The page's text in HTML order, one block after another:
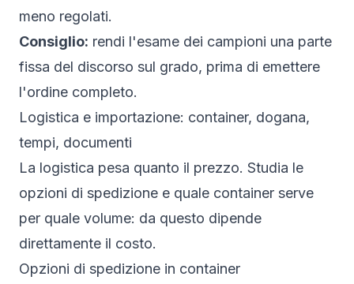
meno regolati.
Consiglio: rendi l'esame dei campioni una parte
fissa del discorso sul grado, prima di emettere
l'ordine completo.
Logistica e importazione: container, dogana,
tempi, documenti
La logistica pesa quanto il prezzo. Studia le
opzioni di spedizione e quale container serve
per quale volume: da questo dipende
direttamente il costo.
Opzioni di spedizione in container